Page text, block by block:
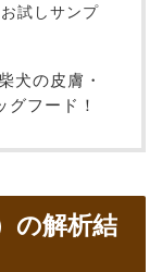
試しサンプ
犬の皮膚・
フード！
の解析結